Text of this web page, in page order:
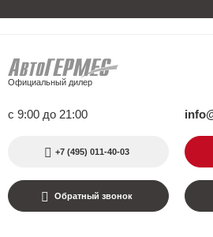
Официальный дилер
с 9:00 до 21:00
+7 (495) 011-40-03
Обратный звонок